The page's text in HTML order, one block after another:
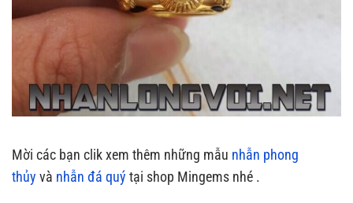
Mời các bạn clik xem thêm những mẫu nhẫn phong
thủy và nhẫn đá quý tại shop Mingems nhé .